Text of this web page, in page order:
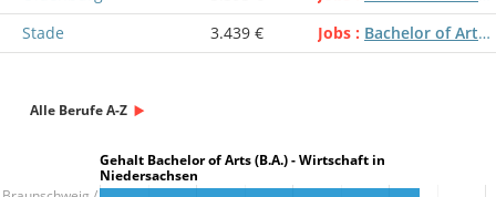
Stade
3.439 € Jobs Bachelor of Arts (B.A.) - Wirtschaft
Alle Berufe A-Z
Gehalt Bachelor of Arts (B.A.) - Wirtschaft in
Niedersachsen